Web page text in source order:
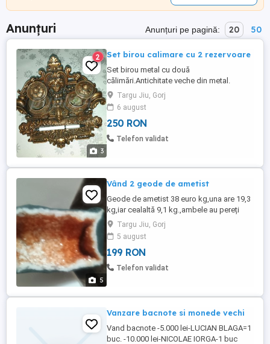
Anunțuri Anunțuri pe pagină: 20 50
3
2 Set birou calimare cu 2 rezervoare
Set birou metal cu două
călimări.Antichitate veche din metal.
Targu Jiu, Gorj
6 august
250 RON
Telefon validat
5
Vând 2 geode de ametist
Geode de ametist 38 euro kg,una are 19,3
kg,iar cealaltă 9,1 kg.,ambele au pereți
subtiriTargu Jiu, Gorj
5 august
199 RON
Telefon validat
Vanzare bacnote si monede vechi
Vand bacnote -5.000 lei-LUCIAN BLAGA=1
buc. -10.000 lei-NICOLAE IORGA-1 buc